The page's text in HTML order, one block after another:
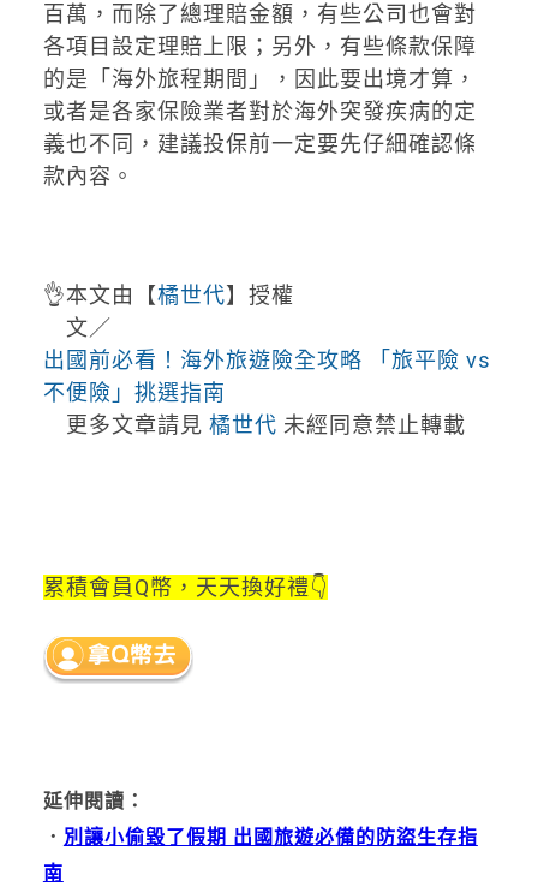
百萬，而除了總理賠金額，有些公司也會對
各項目設定理賠上限；另外，有些條款保障
的是「海外旅程期間」，因此要出境才算，
或者是各家保險業者對於海外突發疾病的定
義也不同，建議投保前一定要先仔細確認條
款內容。
👌本文由【橘世代】授權
文／
出國前必看！海外旅遊險全攻略 「旅平險 vs
不便險」挑選指南
更多文章請見 橘世代 未經同意禁止轉載
累積會員Q幣，天天換好禮👇
延伸閱讀：
． 別讓小偷毀了假期 出國旅遊必備的防盜生存指
南